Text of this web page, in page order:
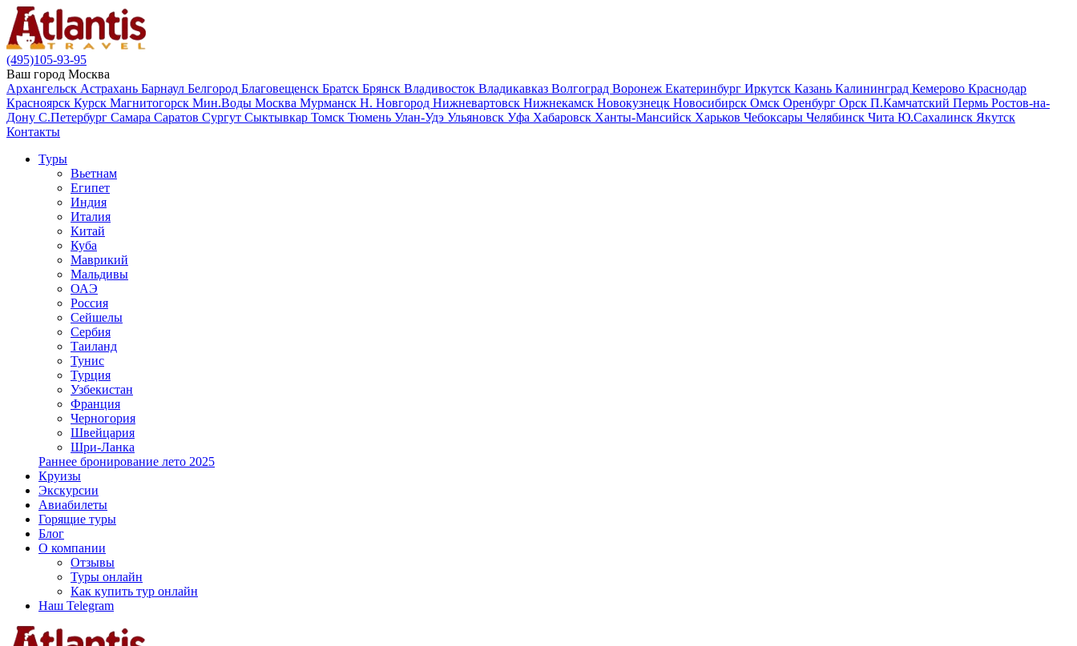
(495)105-93-95
Ваш город Москва
Архангельск Астрахань Барнаул Белгород Благовещенск Братск Брянск Владивосток Владикавказ Волгоград Воронеж Екатеринбург Иркутск Казань Калининград Кемерово Краснодар
Красноярск Курск Магнитогорск Мин.Воды Москва Мурманск Н. Новгород Нижневартовск Нижнекамск Новокузнецк Новосибирск Омск Оренбург Орск П.Камчатский Пермь Ростов-на-
Дону С.Петербург Самара Саратов Сургут Сыктывкар Томск Тюмень Улан-Удэ Ульяновск Уфа Хабаровск Ханты-Мансийск Харьков Чебоксары Челябинск Чита Ю.Сахалинск Якутск
Контакты
Туры
Вьетнам
Египет
Индия
Италия
Китай
Куба
Маврикий
Мальдивы
ОАЭ
Россия
Сейшелы
Сербия
Таиланд
Тунис
Турция
Узбекистан
Франция
Черногория
Швейцария
Шри-Ланка
Раннее бронирование лето 2025
Круизы
Экскурсии
Авиабилеты
Горящие туры
Блог
О компании
Отзывы
Туры онлайн
Как купить тур онлайн
Наш Telegram